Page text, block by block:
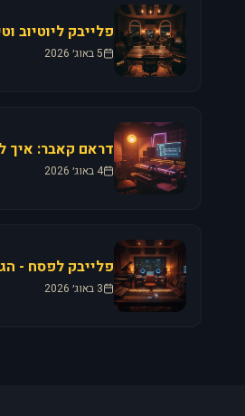
5 באוג׳ 2026
4 באוג׳ 2026
3 באוג׳ 2026